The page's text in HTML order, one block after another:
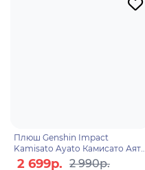
Плюш Genshin Impact
Kamisato Ayato Камисато Аято
6942421175063
2 699р. 2 990р.